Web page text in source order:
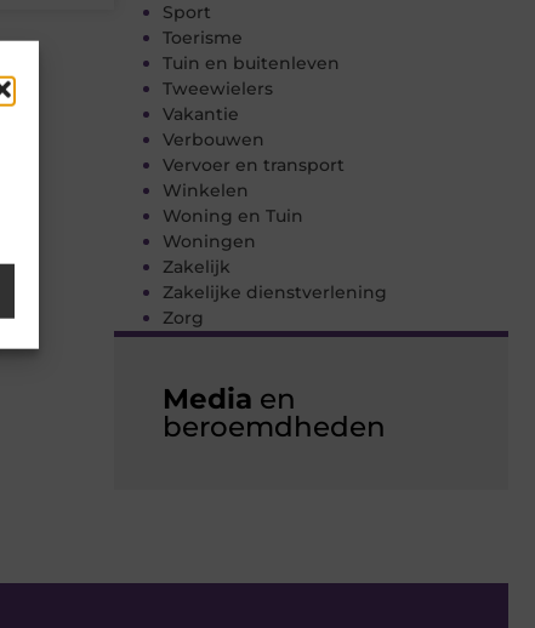
Sport
Toerisme
Tuin en buitenleven
Tweewielers
Vakantie
Verbouwen
Vervoer en transport
Winkelen
Woning en Tuin
Woningen
Zakelijk
Zakelijke dienstverlening
Zorg
Media en
beroemdheden